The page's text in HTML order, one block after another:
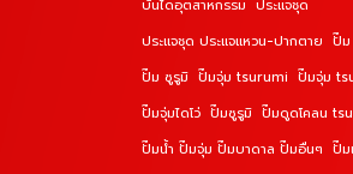
บันไดอุตสาหกรรม ประแจชุด
ประแจชุด ประแจแหวน-ปากตาย ปั๊ม
ปั๊ม ซูรูมิ ปั๊มจุ่ม tsurumi ปั๊มจุ่ม
ปั๊มจุ่มไดโว่ ปั๊มซูรูมิ ปั๊มดูดโคลน
ปั๊มน้ำ ปั๊มจุ่ม ปั๊มบาดาล ปั๊มอื่นๆ ปั๊ม